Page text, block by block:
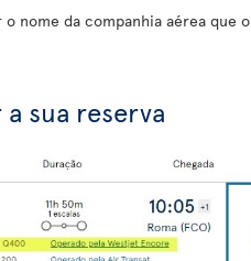
o nome da companhia aérea que
sua reserva